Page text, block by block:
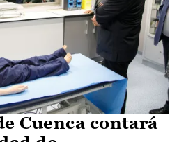
Cuenca contará